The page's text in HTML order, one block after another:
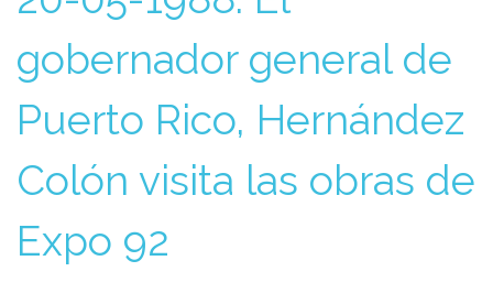
gobernador general de
Puerto Rico, Hernández
Colón visita las obras de
Expo 92